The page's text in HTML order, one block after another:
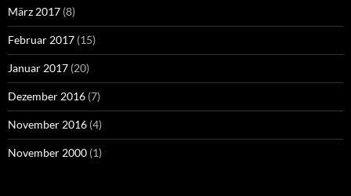
März 2017 (8)
Februar 2017 (15)
Januar 2017 (20)
Dezember 2016 (7)
November 2016 (4)
November 2000 (1)